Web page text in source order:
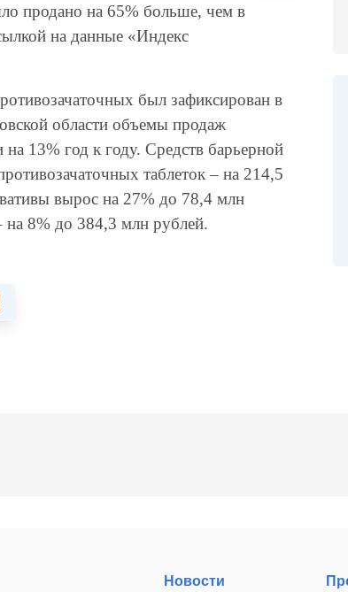
продано на 65% больше, чем в
на данные «Индекс
был зафиксирован в
области объемы продаж
13% год к году. Средств барьерной
таблеток – на 214,5
вырос на 27% до 78,4 млн
на 8% до 384,3 млн рублей.
Новости